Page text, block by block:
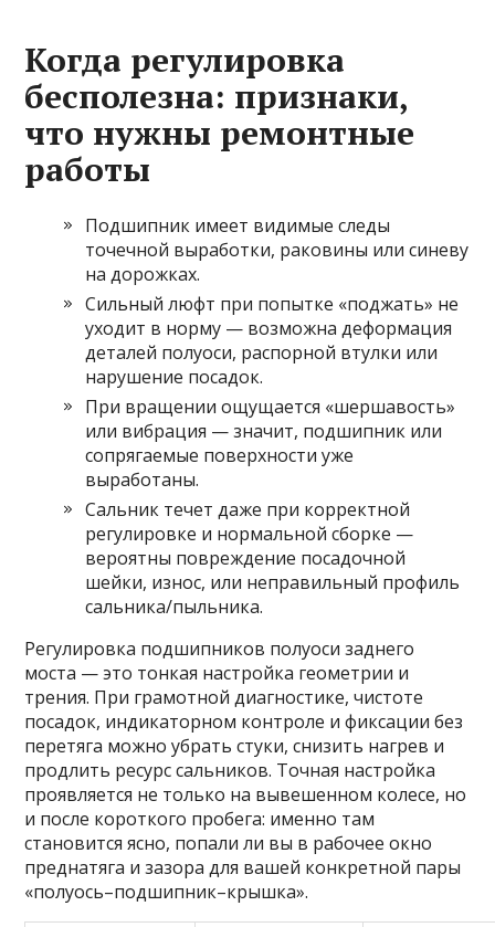
Когда регулировка
бесполезна: признаки,
что нужны ремонтные
работы
Подшипник имеет видимые следы
точечной выработки, раковины или синеву
на дорожках.
Сильный люфт при попытке «поджать» не
уходит в норму — возможна деформация
деталей полуоси, распорной втулки или
нарушение посадок.
При вращении ощущается «шершавость»
или вибрация — значит, подшипник или
сопрягаемые поверхности уже
выработаны.
Сальник течет даже при корректной
регулировке и нормальной сборке —
вероятны повреждение посадочной
шейки, износ, или неправильный профиль
сальника/пыльника.
Регулировка подшипников полуоси заднего
моста — это тонкая настройка геометрии и
трения. При грамотной диагностике, чистоте
посадок, индикаторном контроле и фиксации без
перетяга можно убрать стуки, снизить нагрев и
продлить ресурс сальников. Точная настройка
проявляется не только на вывешенном колесе, но
и после короткого пробега: именно там
становится ясно, попали ли вы в рабочее окно
преднатяга и зазора для вашей конкретной пары
«полуось–подшипник–крышка».